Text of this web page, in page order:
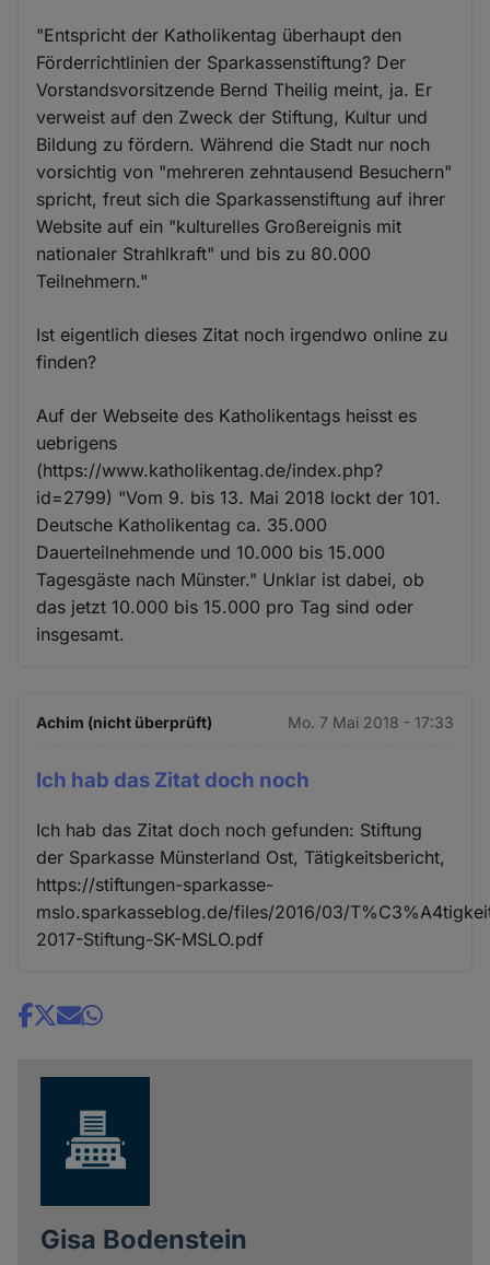
"Entspricht der Katholikentag überhaupt den
Förderrichtlinien der Sparkassenstiftung? Der
Vorstandsvorsitzende Bernd Theilig meint, ja. Er
verweist auf den Zweck der Stiftung, Kultur und
Bildung zu fördern. Während die Stadt nur noch
vorsichtig von "mehreren zehntausend Besuchern"
spricht, freut sich die Sparkassenstiftung auf ihrer
Website auf ein "kulturelles Großereignis mit
nationaler Strahlkraft" und bis zu 80.000
Teilnehmern."
Ist eigentlich dieses Zitat noch irgendwo online zu
finden?
Auf der Webseite des Katholikentags heisst es
uebrigens
(https://www.katholikentag.de/index.php?
id=2799) "Vom 9. bis 13. Mai 2018 lockt der 101.
Deutsche Katholikentag ca. 35.000
Dauerteilnehmende und 10.000 bis 15.000
Tagesgäste nach Münster." Unklar ist dabei, ob
das jetzt 10.000 bis 15.000 pro Tag sind oder
insgesamt.
Achim (nicht überprüft) Mo. 7 Mai 2018 - 17:33
Ich hab das Zitat doch noch
Ich hab das Zitat doch noch gefunden: Stiftung
der Sparkasse Münsterland Ost, Tätigkeitsbericht,
https://stiftungen-sparkasse-
mslo.sparkasseblog.de/files/2016/03/
2017-Stiftung-SK-MSLO.pdf
Share
Gisa Bodenstein